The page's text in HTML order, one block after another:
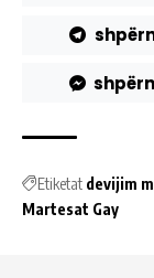
Etiketat devijim
Martesat Gay